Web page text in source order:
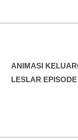
ANIMASI
LESLAR